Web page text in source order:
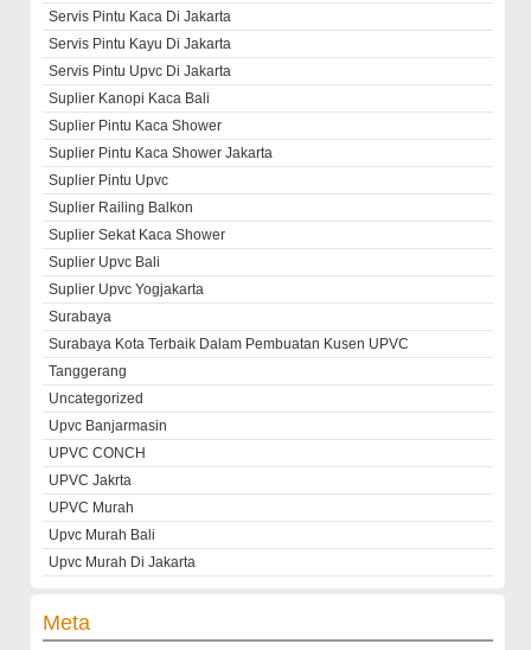
Servis Pintu Kaca Di Jakarta
Servis Pintu Kayu Di Jakarta
Servis Pintu Upvc Di Jakarta
Suplier Kanopi Kaca Bali
Suplier Pintu Kaca Shower
Suplier Pintu Kaca Shower Jakarta
Suplier Pintu Upvc
Suplier Railing Balkon
Suplier Sekat Kaca Shower
Suplier Upvc Bali
Suplier Upvc Yogjakarta
Surabaya
Surabaya Kota Terbaik Dalam Pembuatan Kusen UPVC
Tanggerang
Uncategorized
Upvc Banjarmasin
UPVC CONCH
UPVC Jakrta
UPVC Murah
Upvc Murah Bali
Upvc Murah Di Jakarta
Meta